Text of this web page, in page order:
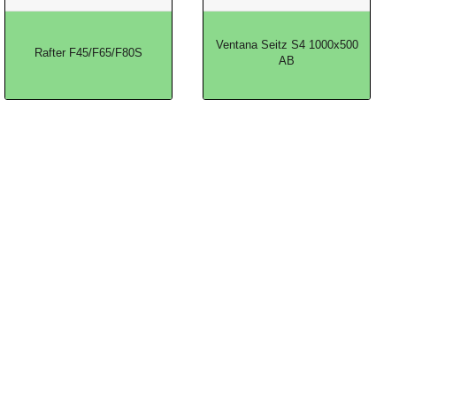
Rafter F45/F65/F80S
Ventana Seitz S4 1000x500
AB